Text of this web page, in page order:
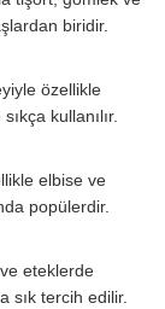
biridir.
özellikle
kullanılır.
elbise ve
popülerdir.
eteklerde
sık tercih edilir.